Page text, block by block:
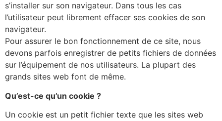
s’installer sur son navigateur. Dans tous les cas
l’utilisateur peut librement effacer ses cookies de son
navigateur.
Pour assurer le bon fonctionnement de ce site, nous
devons parfois enregistrer de petits fichiers de données
sur l’équipement de nos utilisateurs. La plupart des
grands sites web font de même.
Qu’est-ce qu’un cookie ?
Un cookie est un petit fichier texte que les sites web